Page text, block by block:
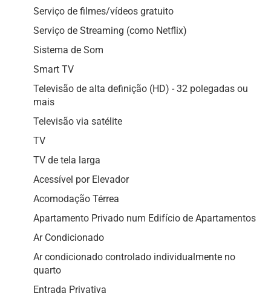
Serviço de filmes/vídeos gratuito
Serviço de Streaming (como Netflix)
Sistema de Som
Smart TV
Televisão de alta definição (HD) - 32 polegadas ou
mais
Televisão via satélite
TV
TV de tela larga
Acessível por Elevador
Acomodação Térrea
Apartamento Privado num Edifício de Apartamentos
Ar Condicionado
Ar condicionado controlado individualmente no
quarto
Entrada Privativa